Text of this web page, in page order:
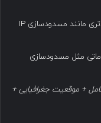
برای حملات مشکوک، اقدامات شدیدتری مانند مسدودسازی IP
مثل مسدودسازی
+ موقعیت جغرافیایی +